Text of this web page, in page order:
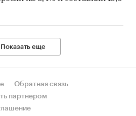
Показать еще
Обратная связь
партнером